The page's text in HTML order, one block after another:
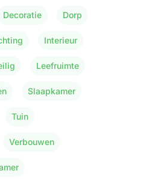
Decoratie Dorp
Interieur
Leefruimte
Slaapkamer
Tuin
Verbouwen